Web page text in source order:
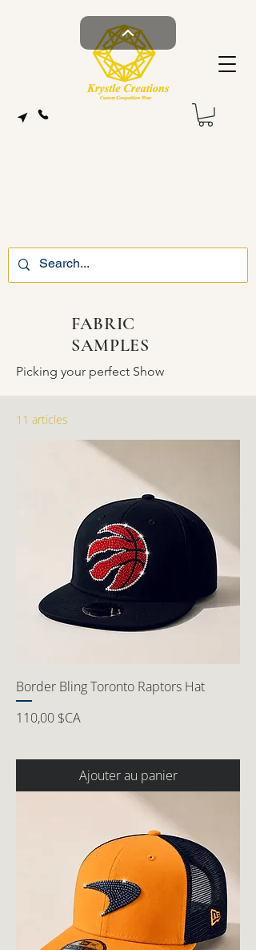
FABRIC
SAMPLES
Picking your perfect Show
11 articles
Border Bling Toronto Raptors Hat
Prix
110,00 $CA
Ajouter au panier